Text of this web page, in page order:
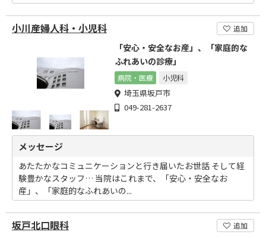
小川産婦人科・小児科 追加
「安心・安全なお産」、「家庭的な
ふれあいの診療」
病院・医療 小児科
埼玉県坂戸市
049-281-2637
メッセージ
あたたかなコミュニケーションと行き届いたお世話 そして経
験豊かなスタッフ… 当院はこれまで、「安心・安全なお
産」、「家庭的なふれあいの...
坂戸北口眼科 追加